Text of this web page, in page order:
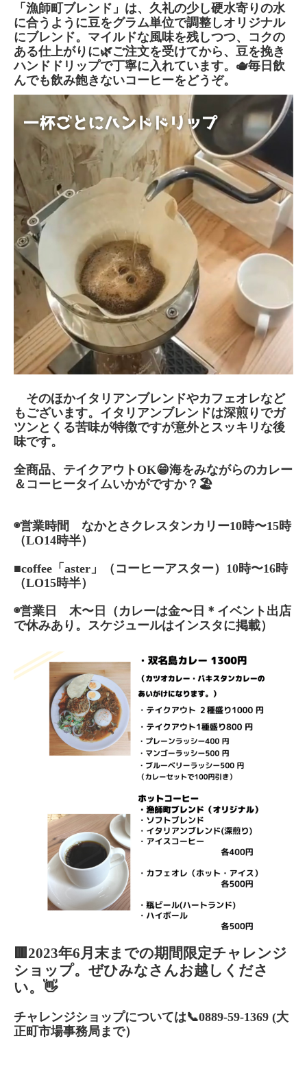
「漁師町ブレンド」は、久礼の少し硬水寄りの水
に合うように豆をグラム単位で調整しオリジナル
にブレンド。マイルドな風味を残しつつ、コクの
ある仕上がりに🌿ご注文を受けてから、豆を挽き
ハンドドリップで丁寧に入れています。🫖毎日飲
んでも飲み飽きないコーヒーをどうぞ。
そのほかイタリアンブレンドやカフェオレなど
もございます。イタリアンブレンドは深煎りでガ
ツンとくる苦味が特徴ですが意外とスッキリな後
味です。
全商品、テイクアウトOK😁海をみながらのカレー
＆コーヒータイムいかがですか？🏖
◉営業時間 なかとさクレスタンカリー10時〜15時
（LO14時半）
■coffee「aster」（コーヒーアスター）10時〜16時
（LO15時半）
◉営業日 木〜日（カレーは金〜日＊イベント出店
で休みあり。スケジュールはインスタに掲載）
🟥2023年6月末までの期間限定チャレンジ
ショップ。ぜひみなさんお越しくださ
い。👋
チャレンジショップについては📞0889-59-1369 (大
正町市場事務局まで）